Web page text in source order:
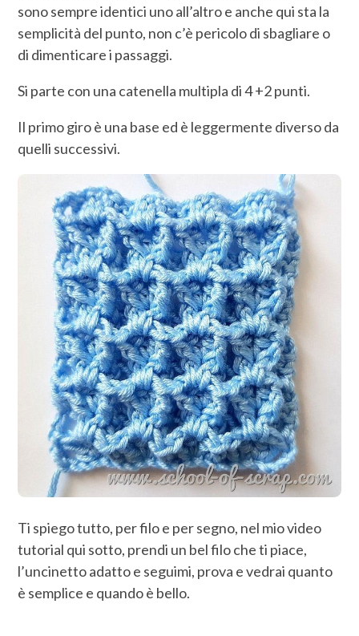
sono sempre identici uno all’altro e anche qui sta la
semplicità del punto, non c’è pericolo di sbagliare o
di dimenticare i passaggi.
Si parte con una catenella multipla di 4 +2 punti.
Il primo giro è una base ed è leggermente diverso da
quelli successivi.
Ti spiego tutto, per filo e per segno, nel mio video
tutorial qui sotto, prendi un bel filo che ti piace,
l’uncinetto adatto e seguimi, prova e vedrai quanto
è semplice e quando è bello.